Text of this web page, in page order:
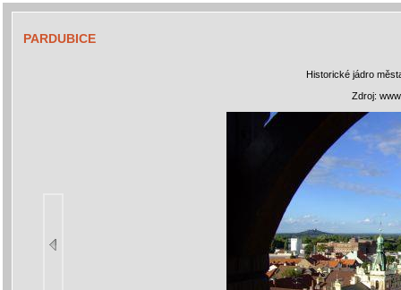
PARDUBICE
Historické jádro
Zdroj: